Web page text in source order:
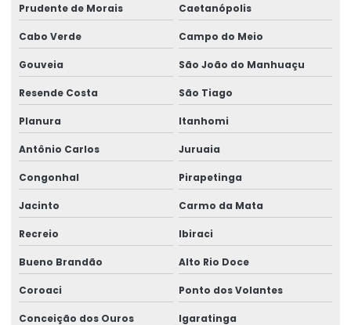
Prudente de Morais Caetanópolis
Cabo Verde Campo do Meio
Gouveia São João do Manhuaçu
Resende Costa São Tiago
Planura Itanhomi
Antônio Carlos Juruaia
Congonhal Pirapetinga
Jacinto Carmo da Mata
Recreio Ibiraci
Bueno Brandão Alto Rio Doce
Coroaci Ponto dos Volantes
Conceição dos Ouros Igaratinga